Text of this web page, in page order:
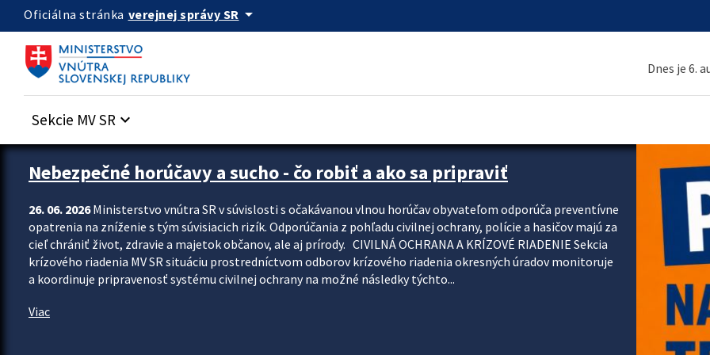
Preskocit na hlavný obsah
Oficiálna stránka verejnej správy SR arrow_drop_down
Dnes je 6.
Sekcie MV SR keyboard_arrow_down
Zastavit automatický posun upútavok
Nebezpečné horúčavy a sucho - čo robiť a ako sa pripraviť
26. 06. 2026Ministerstvo vnútra SR v súvislosti s očakávanou vlnou horúčav obyvateľom odporúča preventívne
opatrenia na zníženie s tým súvisiacich rizík. Odporúčania z pohľadu civilnej ochrany, polície a hasičov majú za
cieľ chrániť život, zdravie a majetok občanov, ale aj prírody. CIVILNÁ OCHRANA A KRÍZOVÉ RIADENIE Sekcia
krízového riadenia MV SR situáciu prostredníctvom odborov krízového riadenia okresných úradov monitoruje
a koordinuje pripravenosť systému civilnej ochrany na možné následky týchto...
Viac